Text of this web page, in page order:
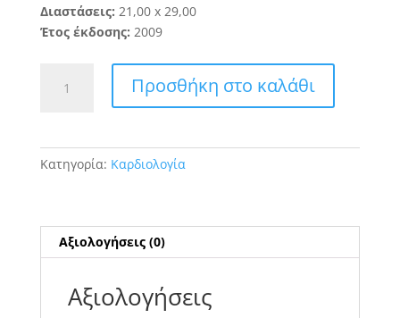
Διαστάσεις: 21 ,00x 29,00
Έτος έκδοσης: 2009
Καρδιολογία,
Αθηροσκλήρωσης
ποσότητα
Προσθήκη στο καλάθι
Κατηγορία: Καρδιολογία
Αξιολογήσεις (0)
Αξιολογήσεις